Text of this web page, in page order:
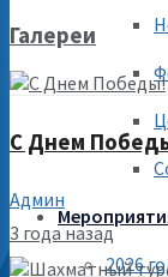
2026
Галереи
С Днем
Админ
3 года назад